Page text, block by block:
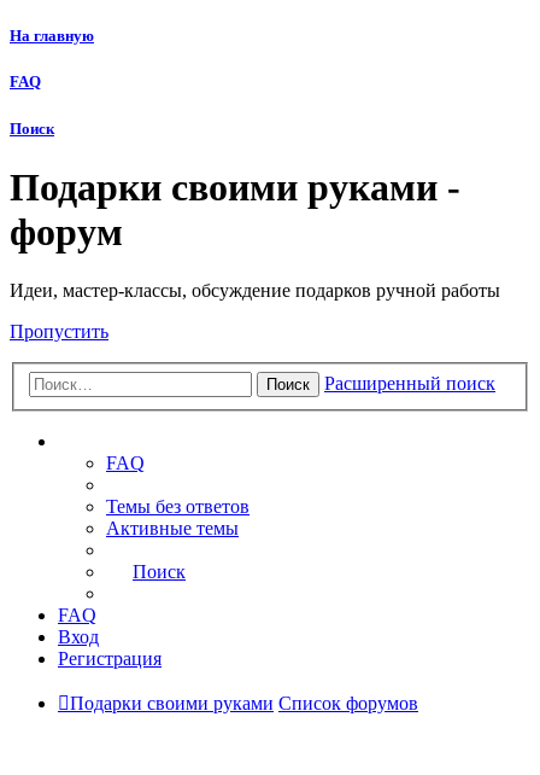
На главную
FAQ
Поиск
Подарки своими руками -
форум
Идеи, мастер-классы, обсуждение подарков ручной работы
Пропустить
Поиск Расширенный поиск
FAQ
Темы без ответов
Активные темы
Поиск
FAQ
Вход
Регистрация
Подарки своими руками Список форумов